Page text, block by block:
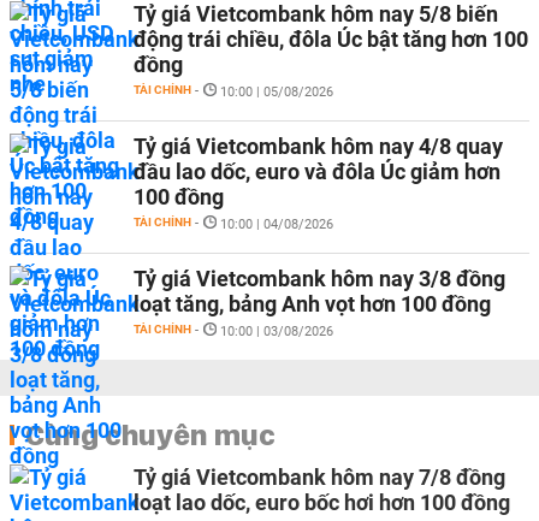
Tỷ giá Vietcombank hôm nay 5/8 biến
động trái chiều, đôla Úc bật tăng hơn 100
đồng
TÀI CHÍNH - 10:00 | 05/08/2026
Tỷ giá Vietcombank hôm nay 4/8 quay
đầu lao dốc, euro và đôla Úc giảm hơn
100 đồng
TÀI CHÍNH - 10:00 | 04/08/2026
Tỷ giá Vietcombank hôm nay 3/8 đồng
loạt tăng, bảng Anh vọt hơn 100 đồng
TÀI CHÍNH - 10:00 | 03/08/2026
Cùng chuyên mục
Tỷ giá Vietcombank hôm nay 7/8 đồng
loạt lao dốc, euro bốc hơi hơn 100 đồng